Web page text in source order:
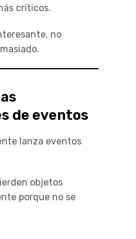
críticos.
no
de eventos
lanza eventos
objetos
porque no se